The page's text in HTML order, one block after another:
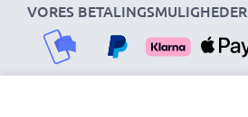
VORES BETALINGSMULIGHEDER